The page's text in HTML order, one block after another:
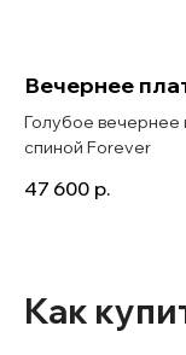
Вечернее
Голубое вечернее
спиной Forever
47 600 р.
Как